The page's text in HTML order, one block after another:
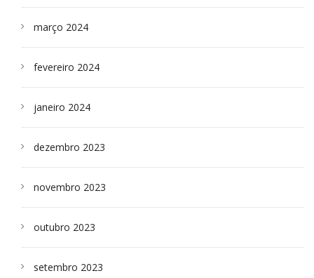
março 2024
fevereiro 2024
janeiro 2024
dezembro 2023
novembro 2023
outubro 2023
setembro 2023